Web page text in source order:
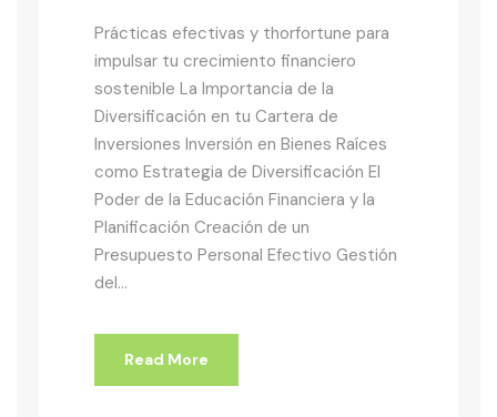
Prácticas efectivas y thorfortune para
impulsar tu crecimiento financiero
sostenible La Importancia de la
Diversificación en tu Cartera de
Inversiones Inversión en Bienes Raíces
como Estrategia de Diversificación El
Poder de la Educación Financiera y la
Planificación Creación de un
Presupuesto Personal Efectivo Gestión
del...
Read More